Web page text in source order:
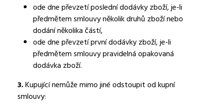
ode dne převzetí poslední dodávky zboží, je-li
předmětem smlouvy několik druhů zboží nebo
dodání několika částí,
ode dne převzetí první dodávky zboží, je-li
předmětem smlouvy pravidelná opakovaná
dodávka zboží.
3.Kupující nemůže mimo jiné odstoupit od kupní
smlouvy: